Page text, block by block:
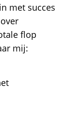
met succes
flop
mij: